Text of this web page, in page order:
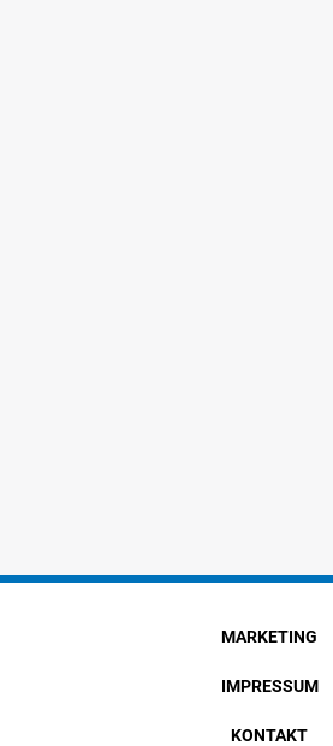
MARKETING
IMPRESSUM
KONTAKT